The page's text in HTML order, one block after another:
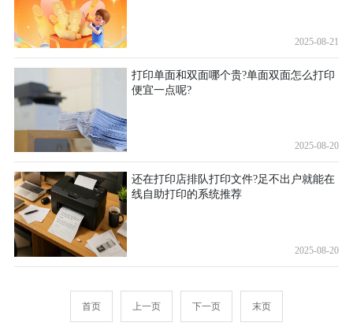
2025-08-21
打印单面和双面哪个贵?单面双面怎么打印
便宜一点呢?
2025-08-20
还在打印店排队打印文件?足不出户就能在
线自助打印的系统推荐
2025-08-20
首页 上一页 下一页 末页